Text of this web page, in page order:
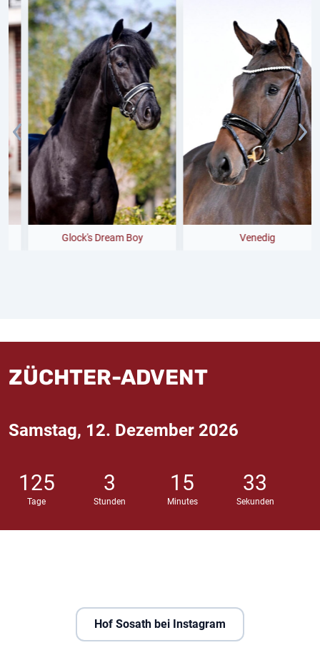
Glock's Dream Boy Venedig
ZÜCHTER-ADVENT
Samstag, 12. Dezember 2026
125
Tage
3
Stunden
15
Minutes
32
Sekunden
Hof Sosath bei Instagram